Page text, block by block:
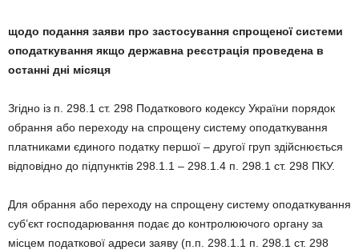
щодо подання заяви про застосування спрощеної системи
оподаткування якщо державна реєстрація проведена в
останні дні місяця
Згідно із п. 298.1 ст. 298 Податкового кодексу України порядок
обрання або переходу на спрощену систему оподаткування
платниками єдиного податку першої – другої груп здійснюється
відповідно до підпунктів 298.1.1 – 298.1.4 п. 298.1 ст. 298 ПКУ.
Для обрання або переходу на спрощену систему оподаткування
суб’єкт господарювання подає до контролюючого органу за
місцем податкової адреси заяву (п.п. 298.1.1 п. 298.1 ст. 298